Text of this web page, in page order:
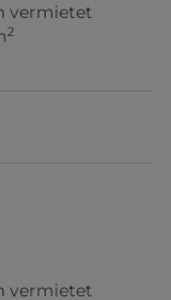
vermietet
2
vermietet